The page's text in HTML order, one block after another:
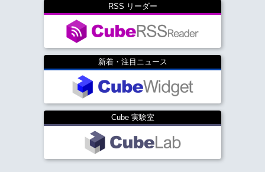
RSS リーダー
新着・注目ニュース
Cube 実験室